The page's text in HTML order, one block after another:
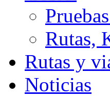
Rutas,
Rutas y
Noticias